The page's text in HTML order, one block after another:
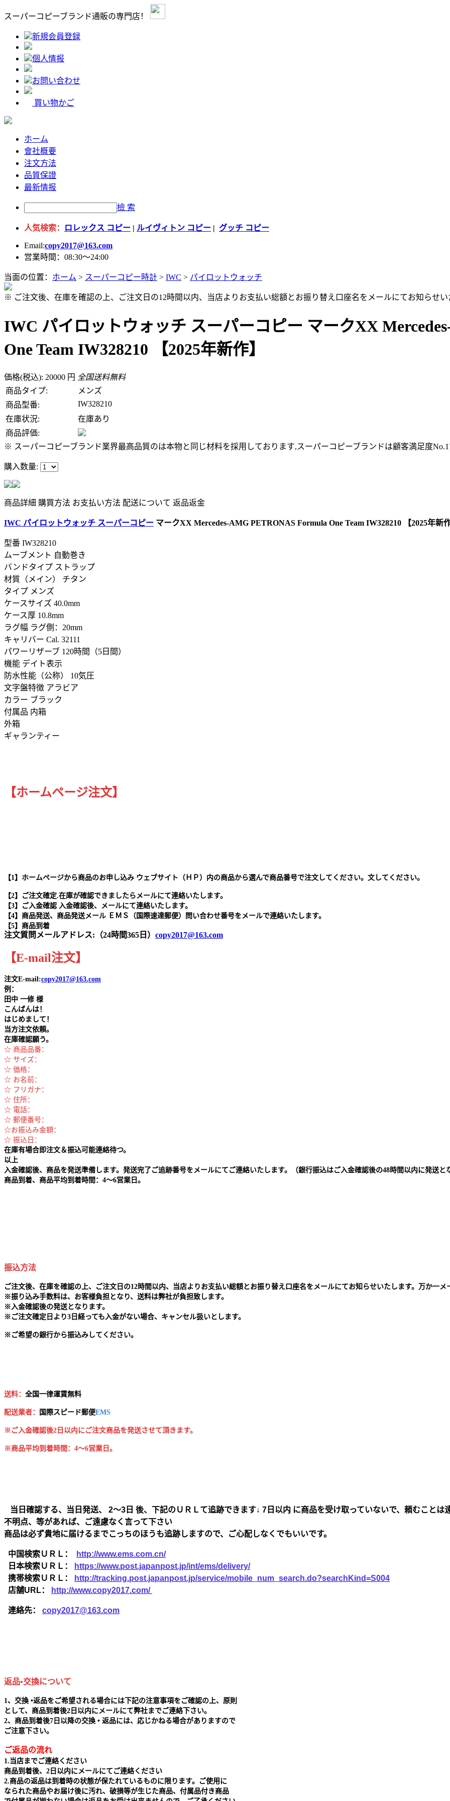
スーパーコピーブランド通販の専門店！
新規会員登録
個人情报
お問い合わせ
買い物かご
ホーム
會社概要
注文方法
品質保證
最新情报
檢 索
人気検索： ロレックス コピー | ルイヴィトン コピー | グッチ コピー
Email:copy2017@163.com
営業時間：08:30～24:00
当面の位置： ホーム > スーパーコピー時計 > IWC > パイロットウォッチ
※ ご注文後、在庫を確認の上、ご注文日の12時間以内、当店よりお支払い総額とお振り替え口座名をメールにてお知らせい
IWC パイロットウォッチ スーパーコピー マークXX
One Team IW328210 【2025年新作】
価格(税込): 20000 円 全国送料無料
商品タイプ:
メンズ
商品型番:
IW328210
在庫状況:
在庫あり
商品評価:
※ スーパーコピーブランド業界最高品質のは本物と同じ材料を採用しております,スーパーコピーブランドは顧客満足度
購入数量:
商品詳細 購買方法 お支払い方法 配送について 返品返金
IWC パイロットウォッチ スーパーコピー マークXX Mercedes-AMG PETRONAS Formula One Team IW328210 【2025年新
型番 IW328210
ムーブメント 自動巻き
バンドタイプ ストラップ
材質（メイン） チタン
タイプ メンズ
ケースサイズ 40.0mm
ケース厚 10.8mm
ラグ幅 ラグ側：20mm
キャリバー Cal. 32111
パワーリザーブ 120時間（5日間）
機能 デイト表示
防水性能（公称） 10気圧
文字盤特徴 アラビア
カラー ブラック
付属品 内箱
外箱
ギャランティー
【ホームページ注文】
【1】ホームページから商品のお申し込み ウェブサイト（ＨＰ）内の商品から選んで商品番号で注文してください。文してください。
【2】ご注文確定.在庫が確認できましたらメールにて連絡いたします。
【3】ご入金確認 入金確認後、メールにて連絡いたします。
【4】商品発送、商品発送メール ＥＭＳ（国際速達郵便）問い合わせ番号をメールで連絡いたします。
【5】商品到着
注文質問メールアドレス:（24時間365日） copy2017@163.com
【E-mail注文】
注文E-mail:copy2017@163.com
例：
田中 一修 様
こんばんは！
はじめまして！
当方注文依頼。
在庫確認願う。
☆ 商品品番：
☆ サイズ：
☆ 価格：
☆ お名前：
☆ フリガナ：
☆ 住所：
☆ 電話：
☆ 郵便番号：
☆お振込み金額：
☆ 振込日：
在庫有場合即注文＆振込可能連絡待つ。
以上
入金確認後、商品を発送準備します。発送完了ご追跡番号をメールにてご連絡いたします。（銀行振込はご入金確認後の48時間以内に発送と
商品到着、商品平均到着時間：4～6営業日。
振込方法
ご注文後、在庫を確認の上、ご注文日の12時間以内、当店よりお支払い総額とお振り替え口座名をメールにてお知らせいたします。万か一
※振り込み手数料は、お客様負担となり、送料は弊社が負担致します。
※ 入金確認後の発送となります。
※ ご注文確定日より3日経っても入金がない場合、キャンセル扱いとします。
※ ご希望の銀行から振込みしてください。
送料： 全国一律運賃無料
配送業者： 国 際スピード郵便EMS
※ご入金確認後2日以内にご注文商品を発送させて頂きます。
※商品平均到着時間：4～6営業日。
当日確認する、当日発送、 2～3日 後、下記のＵＲＬて追跡できます↓ 7日以内 に商品を受け取っていないで、頼むこ
不明点、等があれば、ご遠慮なく言って下さい
商品は必ず貴地に届けるまでこっちのほうも追跡しますので、ご心配しなくでもいいです。
中国検索ＵＲＬ：
http://www.ems.com.cn/
日本検索ＵＲＬ：
https://www.post.japanpost.jp/int/ems/delivery/
携帯検索ＵＲＬ：
http://tracking.post.japanpost.jp/service/mobile_num_search.do?searchKind=S004
店舗URL：
http://www.copy2017.com/
連絡先： copy2017@163.com
返品•交換について
1、交換 •返品をご希望される場合には下記の注意事項をご確認の上、原則
として、商品到着後2日以内にメールにて弊社までご連絡下さい。
2、商品到着後7日以降の交換 • 返品には、応じかねる場合がありますので
ご注意下さい。
ご返品の流れ
1.当店までご連絡ください
商品到着後、2日以内にメールにてご連絡ください
2.商品の返品は到着時の状態が保たれているものに限ります。ご使用に
なられた商品やお届け後に汚れ、破損等が生じた商品、付属品付き商品